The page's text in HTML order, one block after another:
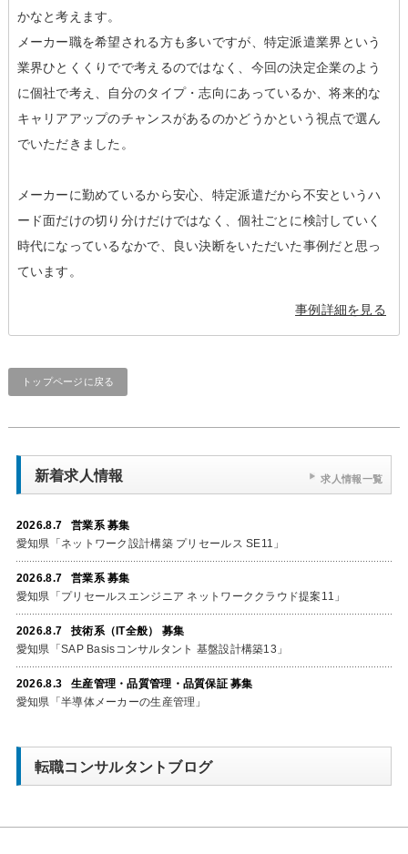
かなと考えます。
メーカー職を希望される方も多いですが、特定派遣業界という
業界ひとくくりでで考えるのではなく、今回の決定企業のよう
に個社で考え、自分のタイプ・志向にあっているか、将来的な
キャリアアップのチャンスがあるのかどうかという視点で選ん
でいただきました。
メーカーに勤めているから安心、特定派遣だから不安というハ
ード面だけの切り分けだけではなく、個社ごとに検討していく
時代になっているなかで、良い決断をいただいた事例だと思っ
ています。
事例詳細を見る
トップページに戻る
新着求人情報
2026.8.7 営業系 募集
愛知県「ネットワーク設計構築 プリセールス SE11」
2026.8.7 営業系 募集
愛知県「プリセールスエンジニア ネットワーククラウド提案11」
2026.8.7 技術系（IT全般） 募集
愛知県「SAP Basisコンサルタント 基盤設計構築13」
2026.8.3 生産管理・品質管理・品質保証 募集
愛知県「半導体メーカーの生産管理」
求人情報一覧
転職コンサルタントブログ